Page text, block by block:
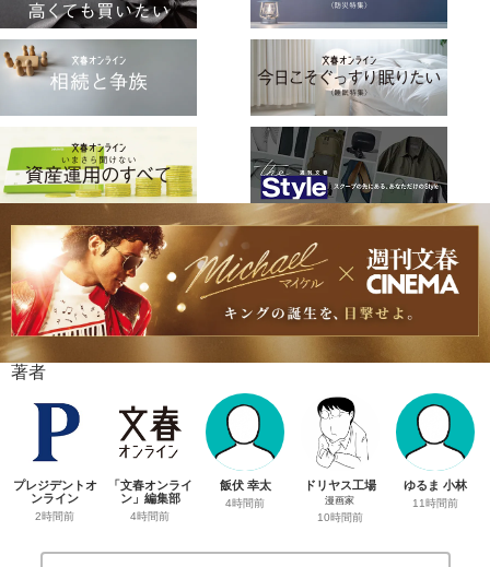
著者
プレジデントオ
ンライン
2時間前
「文春オンライ
ン」編集部
4時間前
飯伏 幸太
4時間前
ドリヤス工場
漫画家
10時間前
ゆるま 小林
11時間前